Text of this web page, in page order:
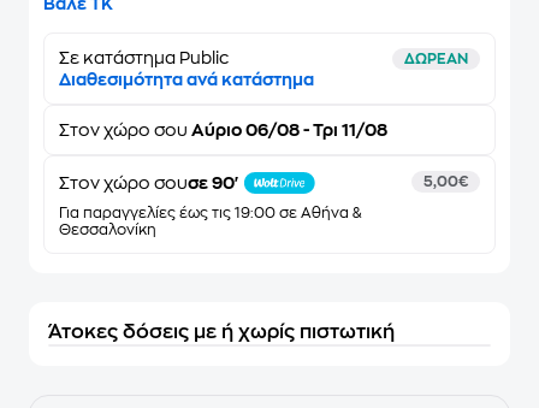
Βάλε ΤΚ
Σε κατάστημα Public ΔΩΡΕΑΝ
Διαθεσιμότητα ανά κατάστημα
Στον χώρο σου Αύριο 06/08 - Τρι 11/08
Στον χώρο σουσε 90'
Για παραγγελίες έως τις 19:00 σε Αθήνα &
Θεσσαλονίκη
5,00€
Άτοκες δόσεις με ή χωρίς πιστωτική